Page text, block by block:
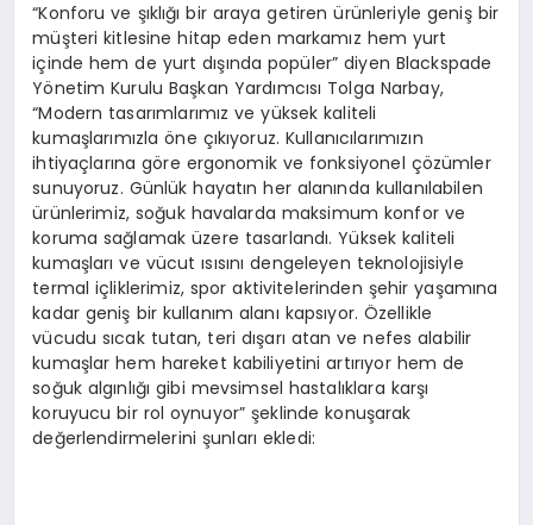
“Konforu ve şıklığı bir araya getiren ürünleriyle geniş bir
müşteri kitlesine hitap eden markamız hem yurt
içinde hem de yurt dışında popüler” diyen Blackspade
Yönetim Kurulu Başkan Yardımcısı Tolga Narbay,
“Modern tasarımlarımız ve yüksek kaliteli
kumaşlarımızla öne çıkıyoruz. Kullanıcılarımızın
ihtiyaçlarına göre ergonomik ve fonksiyonel çözümler
sunuyoruz. Günlük hayatın her alanında kullanılabilen
ürünlerimiz, soğuk havalarda maksimum konfor ve
koruma sağlamak üzere tasarlandı. Yüksek kaliteli
kumaşları ve vücut ısısını dengeleyen teknolojisiyle
termal içliklerimiz, spor aktivitelerinden şehir yaşamına
kadar geniş bir kullanım alanı kapsıyor. Özellikle
vücudu sıcak tutan, teri dışarı atan ve nefes alabilir
kumaşlar hem hareket kabiliyetini artırıyor hem de
soğuk algınlığı gibi mevsimsel hastalıklara karşı
koruyucu bir rol oynuyor” şeklinde konuşarak
değerlendirmelerini şunları ekledi: